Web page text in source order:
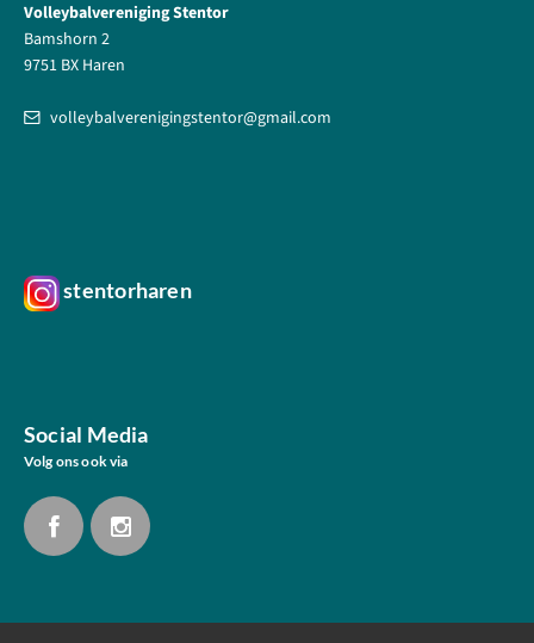
Volleybalvereniging Stentor
Bamshorn 2
9751 BX Haren
volleybalverenigingstentor@gmail.com
stentorharen
Social Media
Volg ons ook via